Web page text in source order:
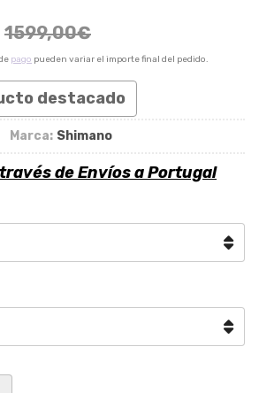
1599,00€
pago pueden variar el importe final del pedido.
destacado
Marca: Shimano
deEnvíos a Portugal